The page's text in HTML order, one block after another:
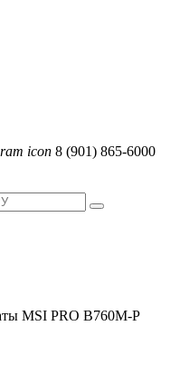
8 (901) 865-6000
MSI PRO B760M-P